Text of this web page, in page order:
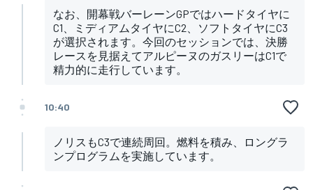
なお、開幕戦バーレーンGPではハードタイヤに
C1、ミディアムタイヤにC2、ソフトタイヤにC3
が選択されます。今回のセッションでは、決勝
レースを見据えてアルピーヌのガスリーはC1で
精力的に走行しています。
10:40
ノリスもC3で連続周回。燃料を積み、ロングラ
ンプログラムを実施しています。